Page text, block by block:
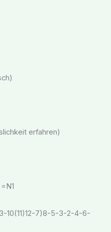
erfahren)
10(11)12-7)8-5-3-2-4-6-